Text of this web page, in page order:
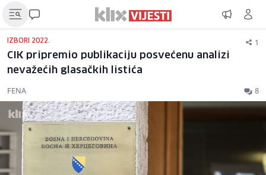
IZBORI 2022. 1
CIK pripremio publikaciju posvećenu analizi
nevažećih glasačkih listića
FENA 8